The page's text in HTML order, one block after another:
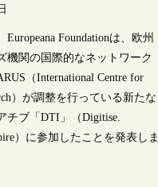
Europeana Foundationは、欧州
機関の国際的なネットワーク
（International Centre for
）が調整を行っている新たな
チブ「DTI」（Digitise.
）に参加したことを発表しま